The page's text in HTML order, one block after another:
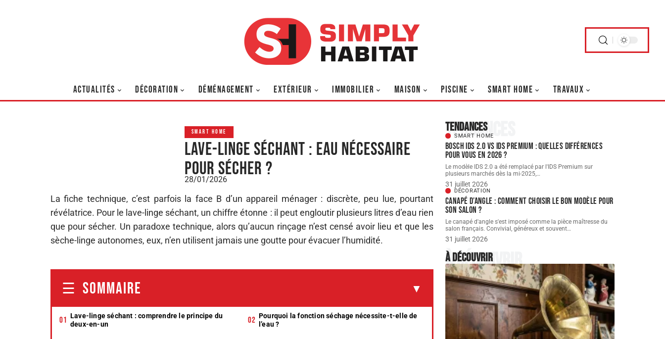
ACTUALITÉS DÉCORATION DÉMÉNAGEMENT EXTÉRIEUR IMMOBILIER MAISON PISCINE SMART HOME TRAVAUX
SMART HOME
Lave-linge séchant : eau nécessaire
pour sécher ?
28/01/2026
La fiche technique, c’est parfois la face B d’un appareil ménager : discrète, peu lue, pourtant
révélatrice. Pour le lave-linge séchant, un chiffre étonne : il peut engloutir plusieurs litres d’eau rien
que pour sécher. Un paradoxe technique, alors qu’aucun rinçage n’est censé avoir lieu et que les
sèche-linge autonomes, eux, n’en utilisent jamais une goutte pour évacuer l’humidité.
SOMMAIRE
Lave-linge séchant : comprendre le principe du
deux-en-un
Pourquoi la fonction séchage nécessite-t-elle de
l’eau ?
Tendances
Tendances
SMART HOME
Bosch IDS 2.0 vs ids premium : quelles différences
pour vous en 2026 ?
Le modèle IDS 2.0 a été remplacé par l'IDS Premium sur
plusieurs marchés dès la mi-2025,…
31 juillet 2026
DÉCORATION
Canapé d’angle : comment choisir le bon modèle pour
son salon ?
Le canapé d'angle s'est imposé comme la pièce maîtresse du
salon français. Convivial, généreux et souvent…
31 juillet 2026
À découvrir
À découvrir